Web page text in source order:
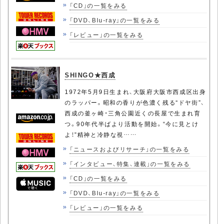
「CD」の一覧をみる
「DVD、Blu-ray」の一覧をみる
「レビュー」の一覧をみる
SHINGO★西成
1972年5月9日生まれ、大阪府大阪市西成区出身
のラッパー。昭和の香りが色濃く残る“ドヤ街”、
西成の釜ヶ崎・三角公園近くの長屋で生まれ育
つ。90年代半ばより活動を開始。“今に見とけ
よ！”精神と冷静な視……
「ニュースおよびリサーチ」の一覧をみる
「インタビュー、特集、連載」の一覧をみる
「CD」の一覧をみる
「DVD、Blu-ray」の一覧をみる
「レビュー」の一覧をみる